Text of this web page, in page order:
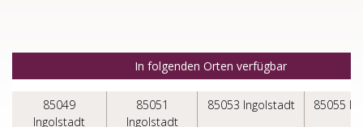
In folgenden Orten verfügbar
85049
Ingolstadt
85051
Ingolstadt
85053 Ingolstadt 85055